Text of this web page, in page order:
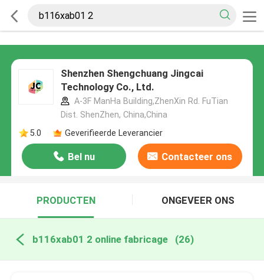
Shenzhen Shengchuang Jingcai
Technology Co., Ltd.
A-3F ManHa Building,ZhenXin Rd. FuTian
Dist. ShenZhen, China,China
5.0
Geverifieerde Leverancier
Bel nu Contacteer ons
PRODUCTEN ONGEVEER ONS
b116xab01 2 online fabricage (26)